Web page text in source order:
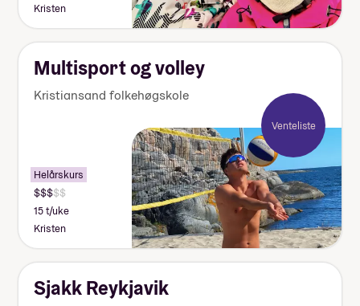
Kristen
Multisport og volley
Kristiansand folkehøgskole
Venteliste
Helårskurs
15 t/uke
Kristen
Sjakk Reykjavik